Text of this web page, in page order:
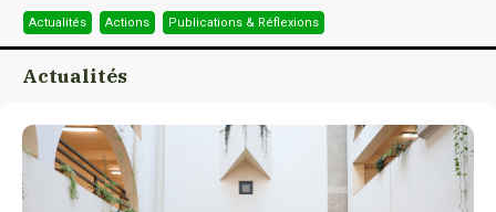
Actualités Actions Publications & Réflexions
Actualités